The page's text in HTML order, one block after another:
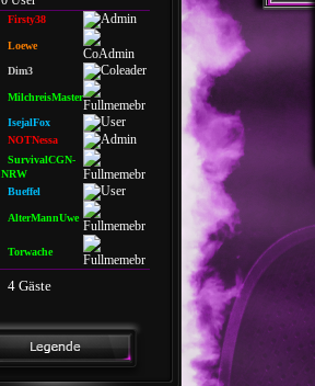
Firsty38
Loewe
Dim3
MilchreisMaster
IsejalFox
NOTNessa
SurvivalCGN-
NRW
Bueffel
AlterMannUwe
Torwache
4 Gäste